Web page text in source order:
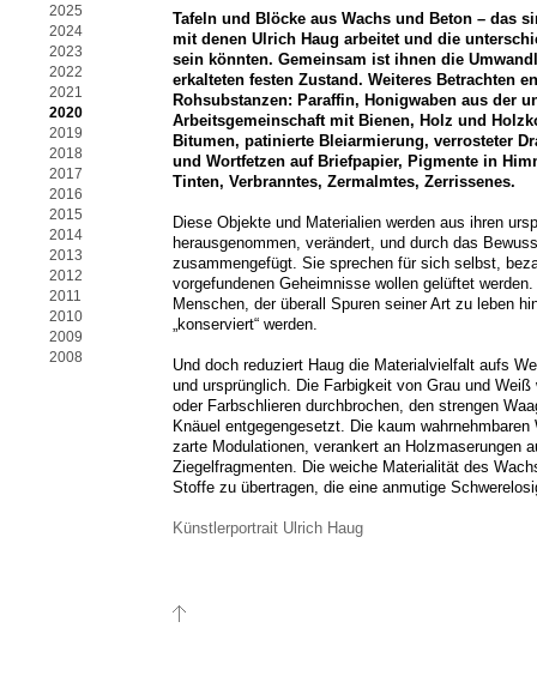
2025
2024
2023
2022
2021
2020
2019
2018
2017
2016
2015
2014
2013
2012
2011
2010
2009
2008
Tafeln und Blöcke aus Wachs und Beton – das
mit denen Ulrich Haug arbeitet und die
sein könnten. Gemeinsam ist ihnen die
erkalteten festen Zustand. Weiteres Betrachten
Rohsubstanzen: Paraffin, Honigwaben aus der
Arbeitsgemeinschaft mit Bienen, Holz und
Bitumen, patinierte Bleiarmierung, verrosteter
und Wortfetzen auf Briefpapier, Pigmente in
Tinten, Verbranntes, Zermalmtes, Zerrissenes.
Diese Objekte und Materialien werden aus ihren
herausgenommen, verändert, und durch das
zusammengefügt. Sie sprechen für sich selbst,
vorgefundenen Geheimnisse wollen gelüftet
Menschen, der überall Spuren seiner Art zu leben
„konserviert“ werden.
Und doch reduziert Haug die Materialvielfalt aufs
und ursprünglich. Die Farbigkeit von Grau und
oder Farbschlieren durchbrochen, den strengen
Knäuel entgegengesetzt. Die kaum
zarte Modulationen, verankert an Holzmaserungen
Ziegelfragmenten. Die weiche Materialität des
Stoffe zu übertragen, die eine anmutige
Künstlerportrait Ulrich Haug